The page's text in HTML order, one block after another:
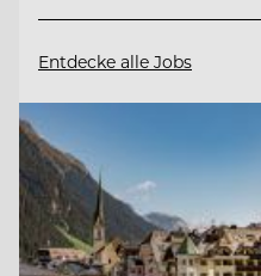
Entdecke alle Jobs